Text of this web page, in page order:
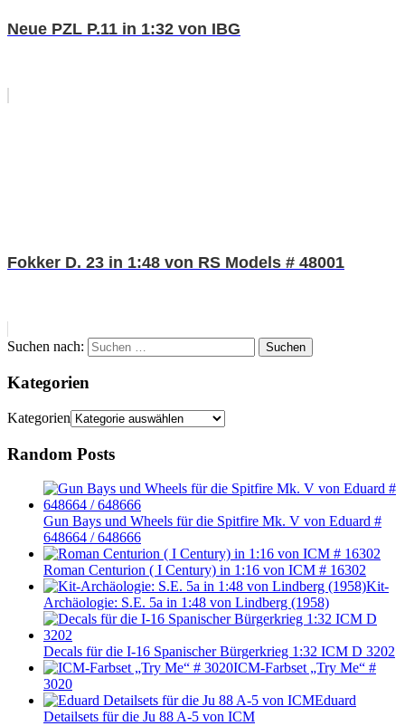
Neue PZL P.11 in 1:32 von IBG
Fokker D. 23 in 1:48 von RS Models # 48001
Suchen nach: Suchen
Kategorien
Kategorien
Random Posts
Gun Bays und Wheels für die Spitfire Mk. V von Eduard #
648664 / 648666
Roman Centurion ( I Century) in 1:16 von ICM # 16302
Kit-
Archäologie: S.E. 5a in 1:48 von Lindberg (1958)
Decals für die I-16 Spanischer Bürgerkrieg 1:32 ICM D 3202
ICM-Farbset „Try Me“ #
3020
Eduard
Detailsets für die Ju 88 A-5 von ICM